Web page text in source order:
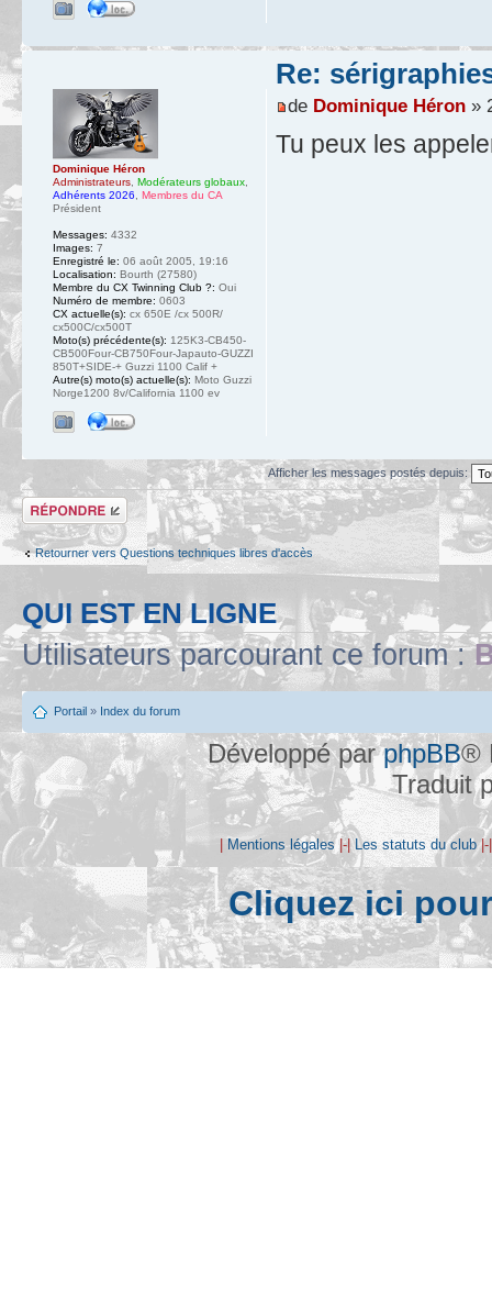
Re:
de Dominique Héron»
Tu peux les
Dominique Héron
Administrateurs Modérateurs globaux
Adhérents 2026
Membres du CA
Président
Messages: 4332
Images: 7
Enregistré le: 06 août 2005, 19:16
Localisation: Bourth (27580)
Membre du CX Twinning Club ?: Oui
Numéro de membre: 0603
CX actuelle(s): cx 650E /cx 500R/
cx500C/cx500T
Moto(s) précédente(s): 125K3-CB450-
CB500Four-CB750Four-Japauto-GUZZI
850T+SIDE-+ Guzzi 1100 Calif +
Autre(s) moto(s) actuelle(s): Moto Guzzi
Norge1200 8v/California 1100 ev
Afficher les messages postés depuis:
Répondre
Retourner vers Questions techniques libres d'accès
QUI EST EN LIGNE
Utilisateurs parcourant ce forum :
Portail » Index du forum
Développé parphpBB®
Traduit
Mentions légales|-| Les statuts du club
Cliquez ici